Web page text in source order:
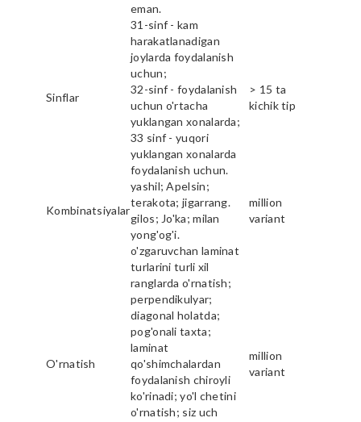
eman.
Sinflar
31-sinf - kam
harakatlanadigan
joylarda foydalanish
uchun;
32-sinf - foydalanish
uchun o'rtacha
yuklangan xonalarda;
33 sinf - yuqori
yuklangan xonalarda
foydalanish uchun.
> 15 ta
kichik tip
Kombinatsiyalar
yashil; Apelsin;
terakota; jigarrang.
gilos; Jo'ka; milan
yong'og'i.
million
variant
O'rnatish
o'zgaruvchan laminat
turlarini turli xil
ranglarda o'rnatish;
perpendikulyar;
diagonal holatda;
pog'onali taxta;
laminat
qo'shimchalardan
foydalanish chiroyli
ko'rinadi; yo'l chetini
o'rnatish; siz uch
million
variant